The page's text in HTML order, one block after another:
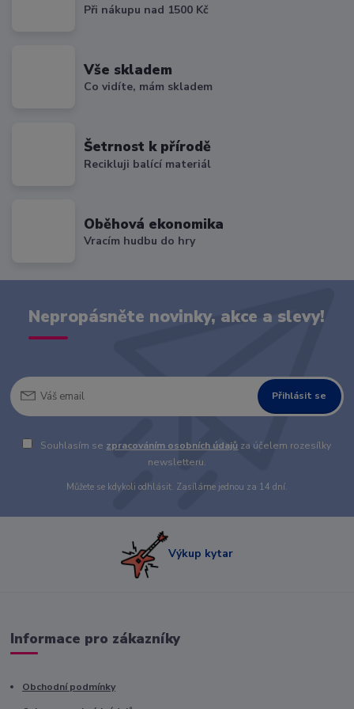
Při nákupu nad 1500 Kč
Vše skladem
Co vidíte, mám skladem
Šetrnost k přírodě
Recikluji balící materiál
Oběhová ekonomika
Vracím hudbu do hry
Nepropásněte novinky, akce a slevy!
Přihlásit se
Souhlasím se zpracováním osobních údajů za účelem rozesílky
newsletteru.
Můžete se kdykoli odhlásit. Zasíláme jednou za 14 dní.
Výkup kytar
Informace pro zákazníky
Obchodní podmínky